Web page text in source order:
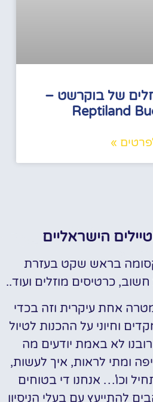
של בוקרשט –
Reptiland
»
הישראליים
בראש שקט בעזרת
כרטיסים מוזלים ועוד..
אחת עיקרית וזה בכדי
וחיוני על ההכנות לטיול
לא באמת יודעים מה
ומתי לראות, איך לעשות,
וכו'… אנחנו די בטוחים
להתייעץ עם בעלי הניסיון